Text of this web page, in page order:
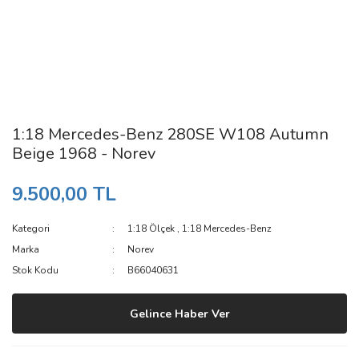
1:18 Mercedes-Benz 280SE W108 Autumn
Beige 1968 - Norev
9.500,00 TL
Kategori 1:18 Ölçek , 1:18 Mercedes-Benz
Marka
Norev
Stok Kodu
B66040631
Gelince Haber Ver